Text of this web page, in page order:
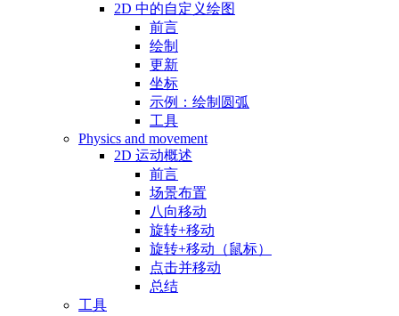
2D 中的自定义绘图
前言
绘制
更新
坐标
示例：绘制圆弧
工具
Physics and movement
2D 运动概述
前言
场景布置
八向移动
旋转+移动
旋转+移动（鼠标）
点击并移动
总结
工具